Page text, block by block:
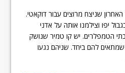
שניצח מרוצים עבור דוקאטי.
יפו וצילמנו אותה על אדני
בתי הטמפלרים. יש קו טמיר שנושק
שמתאים להם ביחד. שניהם נגעו